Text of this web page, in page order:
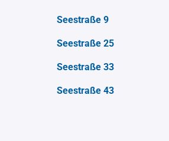
Seestraße 9
Seestraße 25
Seestraße 33
Seestraße 43